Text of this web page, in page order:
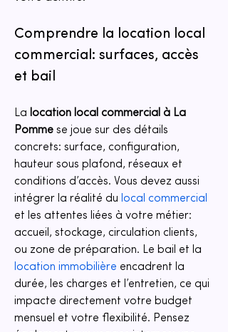
Comprendre la location local
commercial: surfaces, accès
et bail
La location local commercial à La
Pomme se joue sur des détails
concrets: surface, configuration,
hauteur sous plafond, réseaux et
conditions d’accès. Vous devez aussi
intégrer la réalité du local commercial
et les attentes liées à votre métier:
accueil, stockage, circulation clients,
ou zone de préparation. Le bail et la
location immobilière encadrent la
durée, les charges et l’entretien, ce qui
impacte directement votre budget
mensuel et votre flexibilité. Pensez